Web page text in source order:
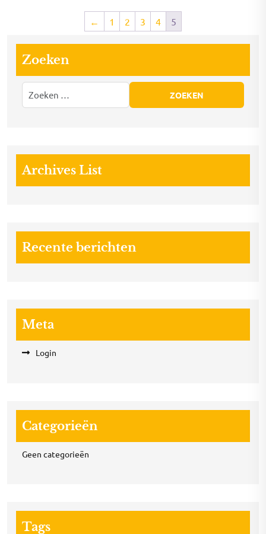
← 1 2 3 4 5
Zoeken
Archives List
Recente berichten
Meta
Login
Categorieën
Geen categorieën
Tags